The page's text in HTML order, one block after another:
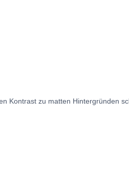
Kontrast zu matten Hintergründen